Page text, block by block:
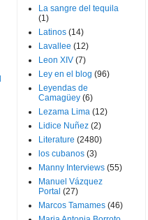
La sangre del tequila
(1)
Latinos (14)
Lavallee (12)
Leon XIV (7)
Ley en el blog (96)
Leyendas de
Camagüey (6)
Lezama Lima (12)
Lidice Nuñez (2)
Literature (2480)
los cubanos (3)
Manny Interviews (55)
Manuel Vázquez
Portal (27)
Marcos Tamames (46)